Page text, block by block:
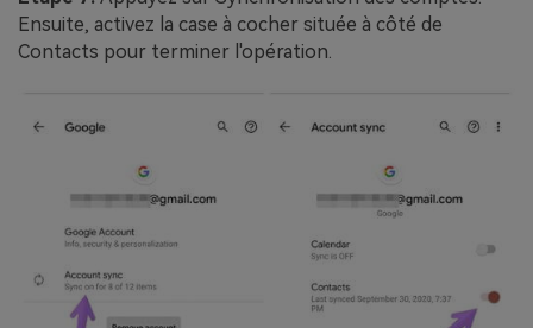
Ensuite, activez la case à cocher située à côté de
Contacts pour terminer l'opération.